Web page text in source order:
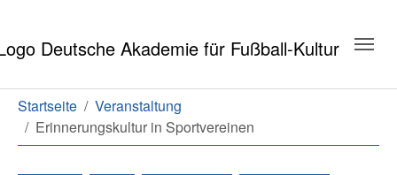
Sie sind hier:
Startseite
Veranstaltung
Erinnerungskultur in Sportvereinen